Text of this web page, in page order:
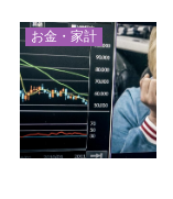
お金・家計